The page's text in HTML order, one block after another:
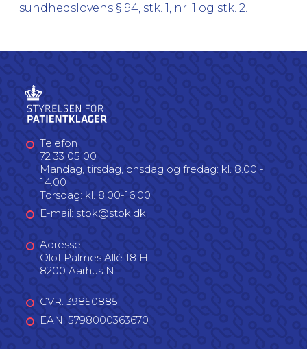
sundhedslovens § 94, stk. 1, nr. 1 og stk. 2.
Telefon
72 33 05 00
Mandag, tirsdag, onsdag og fredag: kl. 8.00 -
14.00
Torsdag: kl. 8.00-16.00
E-mail: stpk@stpk.dk
Adresse
Olof Palmes Allé 18 H
8200 Aarhus N
CVR: 39850885
EAN: 5798000363670